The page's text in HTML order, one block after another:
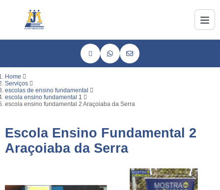
Home
Serviços
escolas de ensino fundamental
escola ensino fundamental 1
escola ensino fundamental 2 Araçoiaba da Serra
Escola Ensino Fundamental 2
Araçoiaba da Serra